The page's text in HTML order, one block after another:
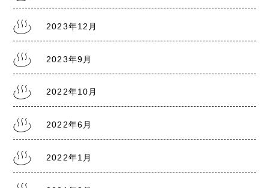
熊本銭湯『大福湯』 営業のお知らせ
2022.1.20
2021.8.5
2023年12月
2023年9月
2022年10月
2022年6月
2022年1月